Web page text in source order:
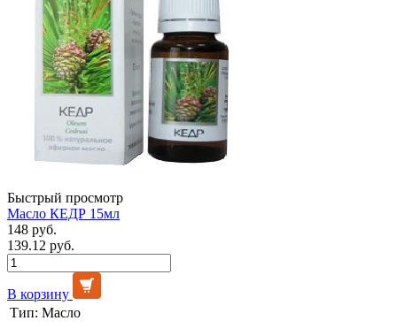
Быстрый просмотр
Масло КЕДР 15мл
148 руб.
139.12 руб.
В корзину
Тип: Масло